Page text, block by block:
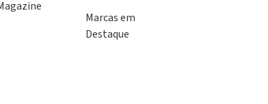
Marcas em
Destaque